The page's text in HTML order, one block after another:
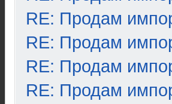
RE: Продам
RE: Продам
RE: Продам
RE: Продам